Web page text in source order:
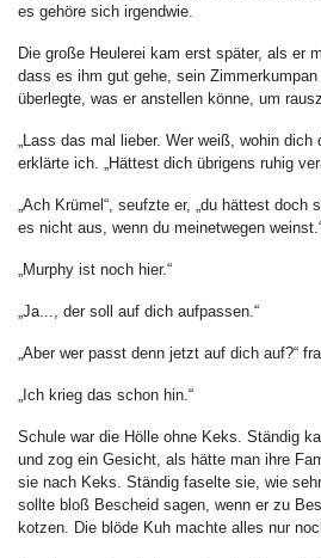
es gehöre sich irgendwie.
Die große Heulerei kam erst später, als er
dass es ihm gut gehe, sein
überlegte, was er anstellen könne, um
„Lass das mal lieber. Wer weiß, wohin dich
erklärte ich. „Hättest dich übrigens ruhig
„Ach Krümel“, seufzte er, „du hättest
es nicht aus, wenn du meinetwegen
„Murphy ist noch hier.“
„Ja..., der soll auf dich aufpassen.“
„Aber wer passt denn jetzt auf dich auf?“
„Ich krieg das schon hin.“
Schule war die Hölle ohne Keks. Ständig
und zog ein Gesicht, als hätte man ihre
sie nach Keks. Ständig faselte sie, wie
sollte bloß Bescheid sagen, wenn er zu
kotzen. Die blöde Kuh machte alles nur